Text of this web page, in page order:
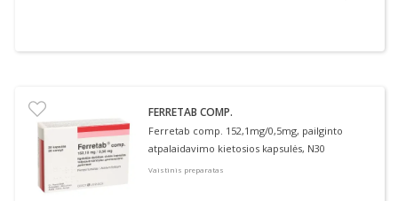
FERRETAB COMP.
Ferretab comp. 152,1mg/0,5mg, pailginto
atpalaidavimo kietosios kapsulės, N30
Vaistinis preparatas